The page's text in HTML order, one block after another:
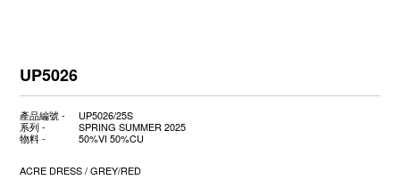
UP5026
產品編號 -
UP5026/25S
系列 -
SPRING SUMMER 2025
物料 -
50%VI 50%CU
ACRE DRESS / GREY/RED